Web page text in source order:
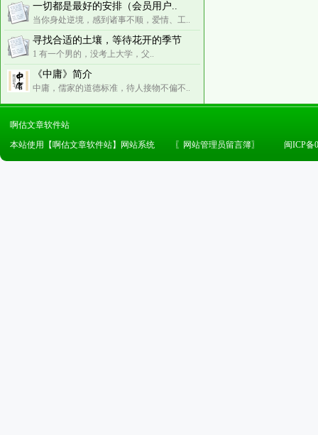
一切都是最好的安排（会员用户..
当你身处逆境，感到诸事不顺，爱情、工..
寻找合适的土壤，等待花开的季节
1 有一个男的，没考上大学，父..
《中庸》简介
中庸，儒家的道德标准，待人接物不偏不..
啊估文章软件站
本站使用【啊估文章软件站】网站系统
〖 网站管理员留言簿〗 闽ICP备